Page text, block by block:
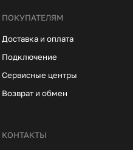
ПОКУПАТЕЛЯМ
Доставка и оплата
Подключение
Сервисные центры
Возврат и обмен
КОНТАКТЫ